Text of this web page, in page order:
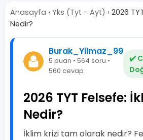
Anasayfa › Yks (Tyt - Ayt) › 2026
Nedir?
Burak_Yilmaz_99
5 puan • 564 soru •
560 cevap
✔️
2026 TYT Felsefe:
Nedir?
İklim krizi tam olarak nedir?